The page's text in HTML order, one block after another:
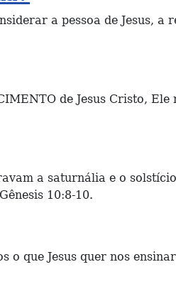
a pessoa de Jesus,
de Jesus Cristo,
a saturnália e o
10:8-10.
que Jesus quer nos